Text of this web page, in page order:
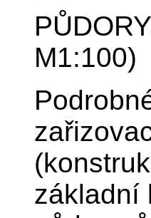
M1:100)
základní